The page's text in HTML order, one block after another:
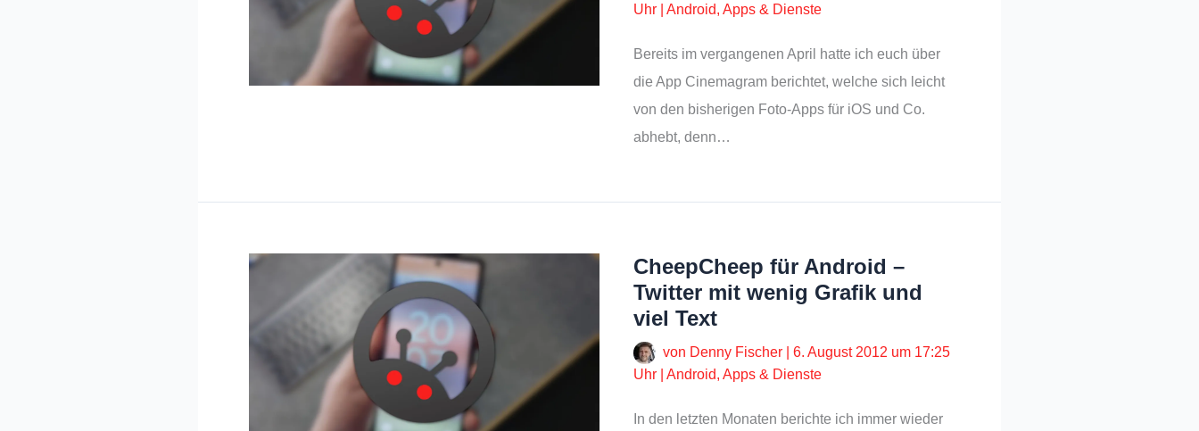
Uhr
Android, Apps & Dienste
Bereits im vergangenen April hatte ich euch über
die App Cinemagram berichtet, welche sich leicht
von den bisherigen Foto-Apps für iOS und Co.
abhebt, denn…
CheepCheep für Android –
Twitter mit wenig Grafik und
viel Text
von Denny Fischer
6. August 2012 um 17:25
Uhr
Android, Apps & Dienste
In den letzten Monaten berichte ich immer wieder